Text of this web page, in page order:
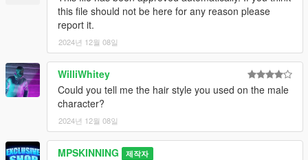
this file should not be here for any reason please
report it.
2024년 12월 08일
WilliWhitey
Could you tell me the hair style you used on the male
character?
2024년 12월 08일
MPSKINNING 제작자